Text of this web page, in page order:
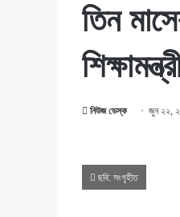
তিন
নিউজ ডেস্ক জুন ২২,
ছবি: সংগৃহীত